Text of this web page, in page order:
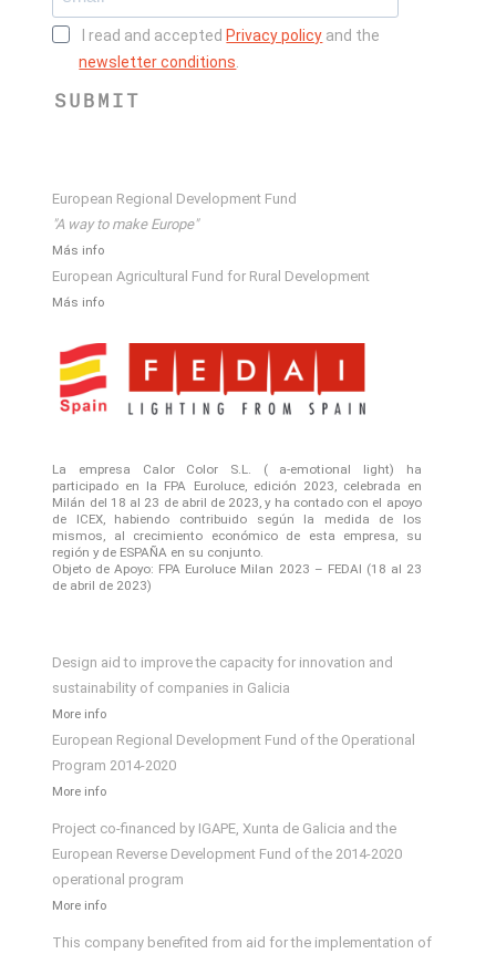
I read and accepted Privacy policy and the
newsletter conditions
SUBMIT
European Regional Development Fund
"A way to make Europe"
Más info
European Agricultural Fund for Rural Development
Más info
La empresa Calor Color S.L. ( a-emotional light) ha
participado en la FPA Euroluce, edición 2023, celebrada en
Milán del 18 al 23 de abril de 2023, y ha contado con el apoyo
de ICEX, habiendo contribuido según la medida de los
mismos, al crecimiento económico de esta empresa, su
región y de ESPAÑA en su conjunto.
Objeto de Apoyo: FPA Euroluce Milan 2023 – FEDAI (18 al 23
de abril de 2023)
Design aid to improve the capacity for innovation and
sustainability of companies in Galicia
More info
European Regional Development Fund of the Operational
Program 2014-2020
More info
Project co-financed by IGAPE, Xunta de Galicia and the
European Reverse Development Fund of the 2014-2020
operational program
More info
This company benefited from aid for the implementation of